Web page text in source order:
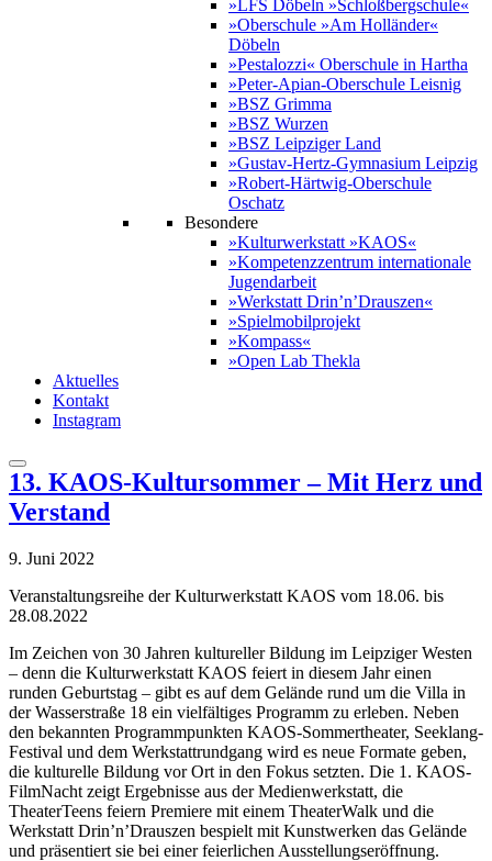
»LFS Döbeln »Schloßbergschule«
»Oberschule »Am Holländer«
Döbeln
»Pestalozzi« Oberschule in Hartha
»Peter-Apian-Oberschule Leisnig
»BSZ Grimma
»BSZ Wurzen
»BSZ Leipziger Land
»Gustav-Hertz-Gymnasium Leipzig
»Robert-Härtwig-Oberschule
Oschatz
Besondere
»Kulturwerkstatt »KAOS«
»Kompetenzzentrum internationale
Jugendarbeit
»Werkstatt Drin’n’Drauszen«
»Spielmobilprojekt
»Kompass«
»Open Lab Thekla
Aktuelles
Kontakt
Instagram
13. KAOS-Kultursommer – Mit Herz und
Verstand
9. Juni 2022
Veranstaltungsreihe der Kulturwerkstatt KAOS vom 18.06. bis
28.08.2022
Im Zeichen von 30 Jahren kultureller Bildung im Leipziger Westen
– denn die Kulturwerkstatt KAOS feiert in diesem Jahr einen
runden Geburtstag – gibt es auf dem Gelände rund um die Villa in
der Wasserstraße 18 ein vielfältiges Programm zu erleben. Neben
den bekannten Programmpunkten KAOS-Sommertheater, Seeklang-
Festival und dem Werkstattrundgang wird es neue Formate geben,
die kulturelle Bildung vor Ort in den Fokus setzten. Die 1. KAOS-
FilmNacht zeigt Ergebnisse aus der Medienwerkstatt, die
TheaterTeens feiern Premiere mit einem TheaterWalk und die
Werkstatt Drin’n’Drauszen bespielt mit Kunstwerken das Gelände
und präsentiert sie bei einer feierlichen Ausstellungseröffnung.